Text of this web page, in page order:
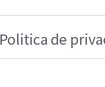
Politica de